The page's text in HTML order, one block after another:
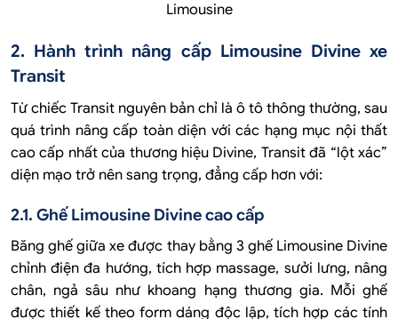
Limousine
2. Hành trình nâng cấp Limousine Divine xe
Transit
Từ chiếc Transit nguyên bản chỉ là ô tô thông thường, sau
quá trình nâng cấp toàn diện với các hạng mục nội thất
cao cấp nhất của thương hiệu Divine, Transit đã “lột xác”
diện mạo trở nên sang trọng, đẳng cấp hơn với:
2.1. Ghế Limousine Divine cao cấp
Băng ghế giữa xe được thay bằng 3 ghế Limousine Divine
chỉnh điện đa hướng, tích hợp massage, sưởi lưng, nâng
chân, ngả sâu như khoang hạng thương gia. Mỗi ghế
được thiết kế theo form dáng độc lập, tích hợp các tính